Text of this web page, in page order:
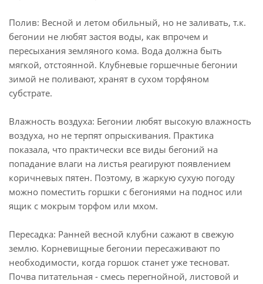
Полив: Весной и летом обильный, но не заливать, т.к.
бегонии не любят застоя воды, как впрочем и
пересыхания земляного кома. Вода должна быть
мягкой, отстоянной. Клубневые горшечные бегонии
зимой не поливают, хранят в сухом торфяном
субстрате.
Влажность воздуха: Бегонии любят высокую влажность
воздуха, но не терпят опрыскивания. Практика
показала, что практически все виды бегоний на
попадание влаги на листья реагируют появлением
коричневых пятен. Поэтому, в жаркую сухую погоду
можно поместить горшки с бегониями на поднос или
ящик с мокрым торфом или мхом.
Пересадка: Ранней весной клубни сажают в свежую
землю. Корневищные бегонии пересаживают по
необходимости, когда горшок станет уже тесноват.
Почва питательная - смесь перегнойной, листовой и